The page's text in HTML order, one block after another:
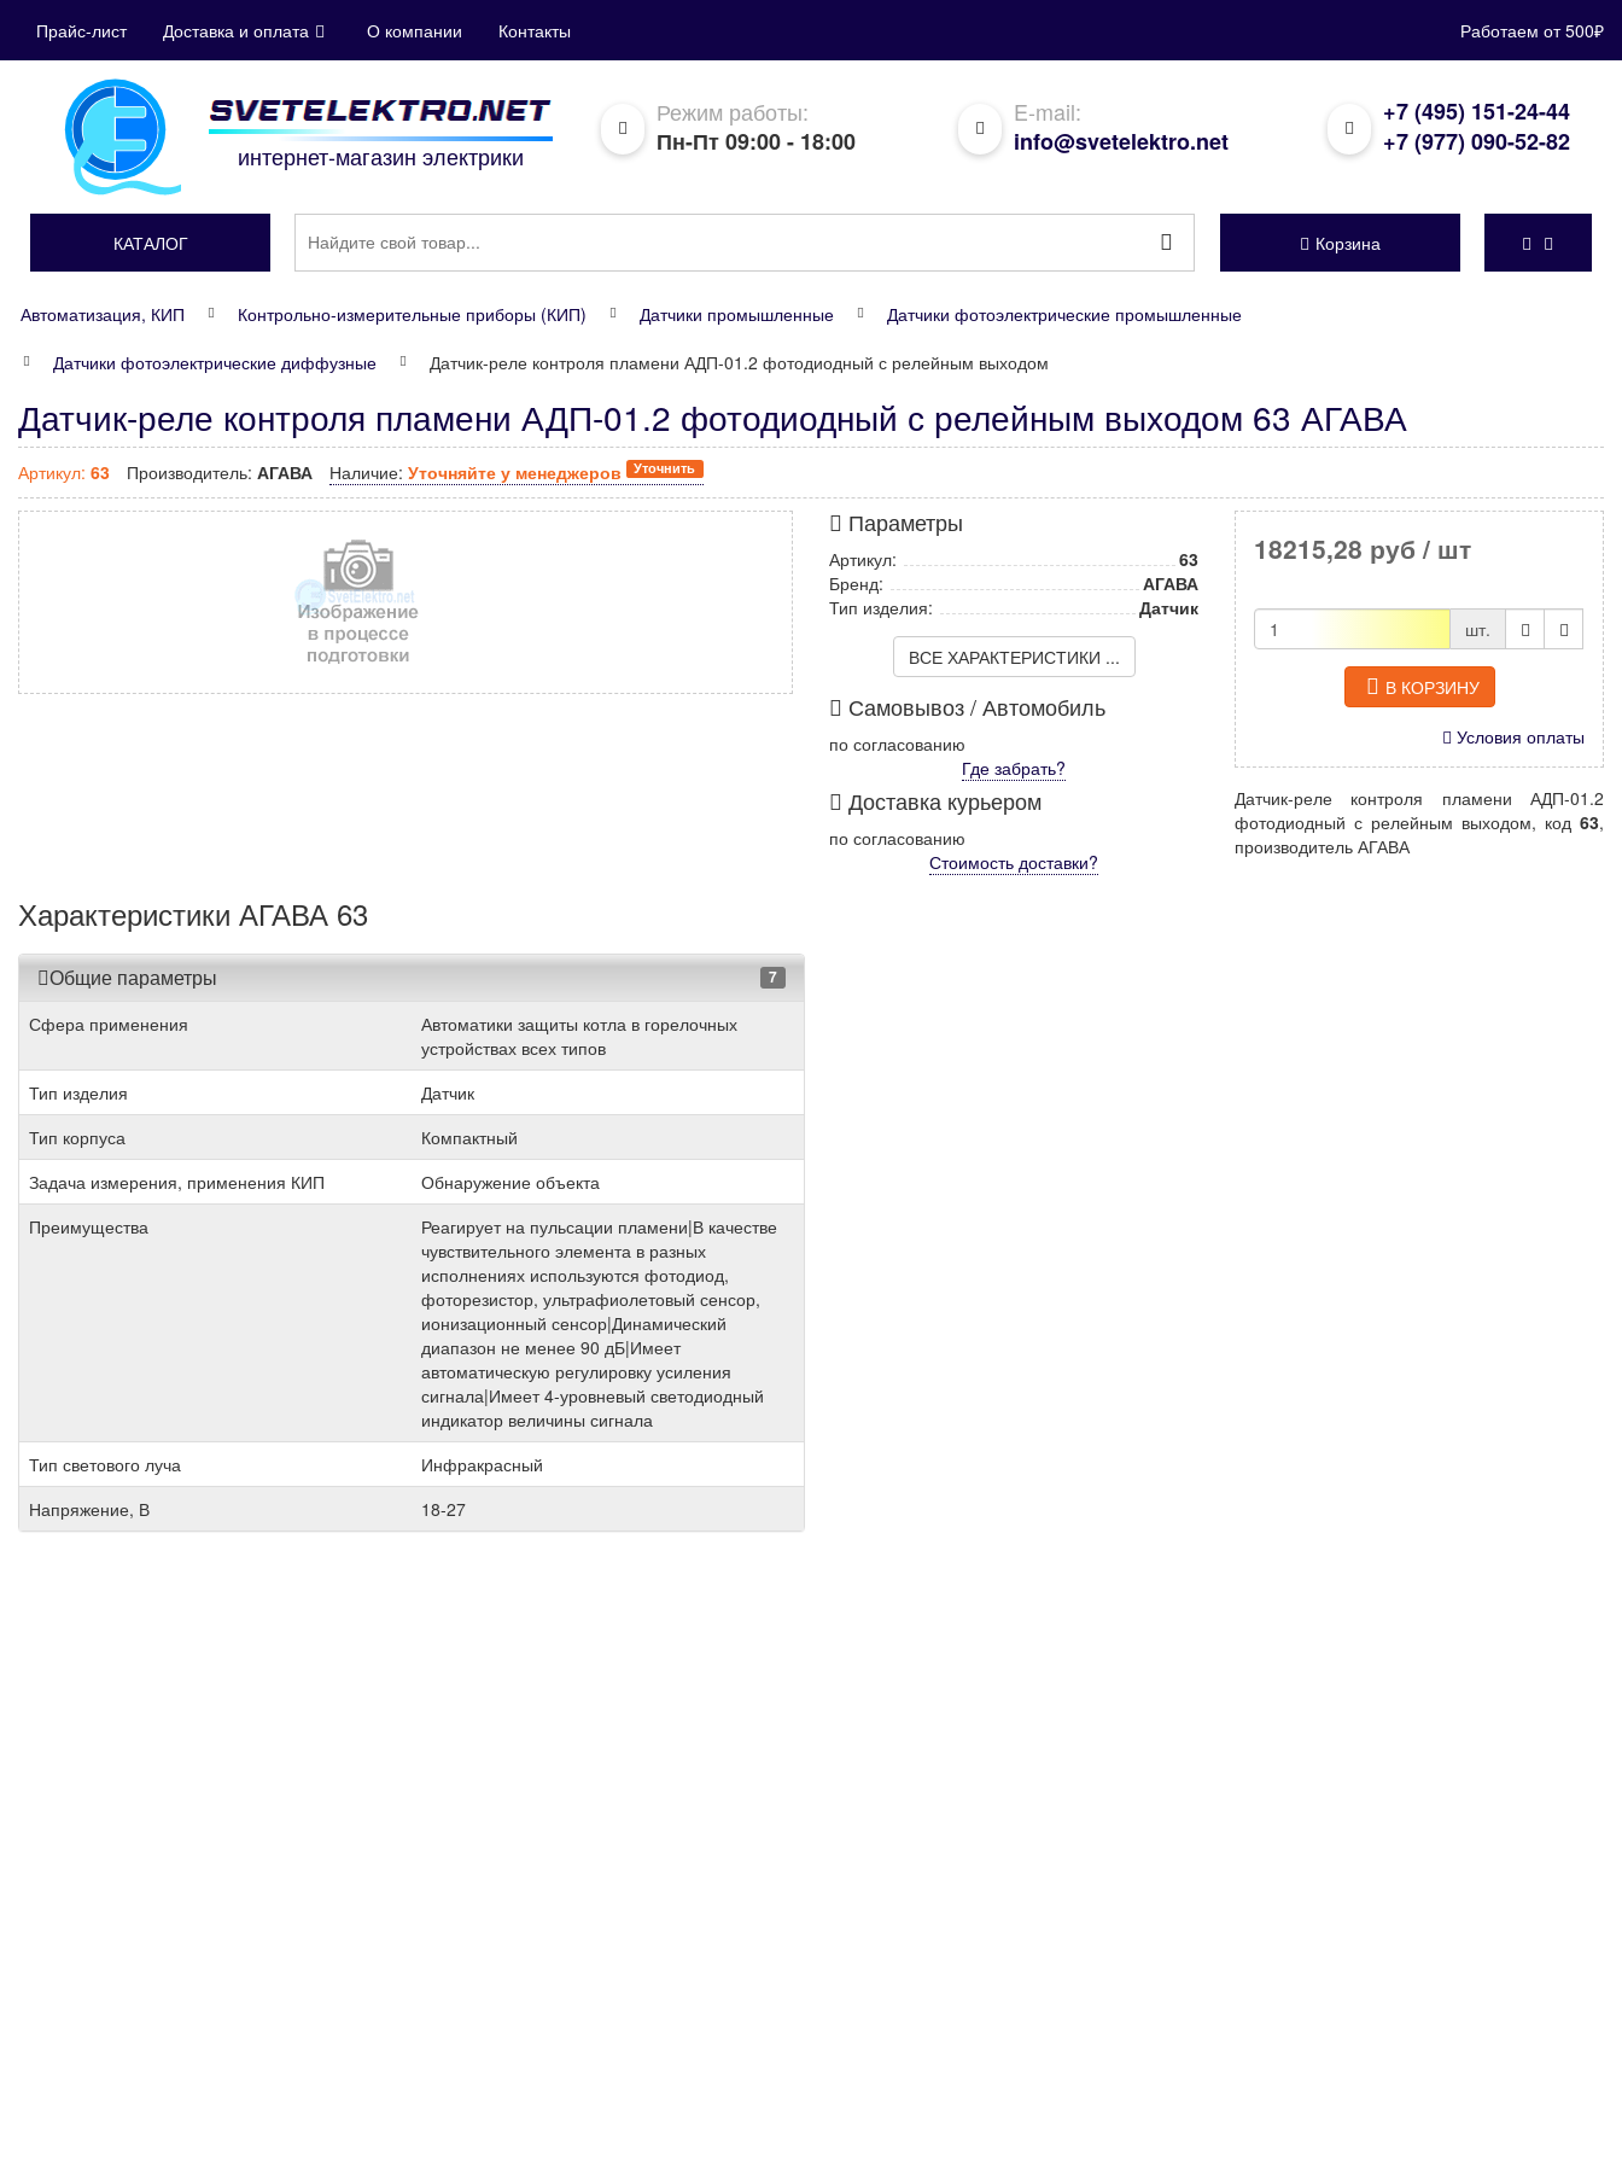
Прайс-лист Доставка и оплата О компании Контакты Работаем от 500₽
интернет-магазин электрики
Режим работы:
Пн-Пт 09:00 - 18:00
E-mail:
info@svetelektro.net
+7 (495) 151-24-44
+7 (977) 090-52-82
КАТАЛОГ Корзина
Автоматизация, КИП Контрольно-измерительные приборы (КИП) Датчики промышленные
Датчики фотоэлектрические промышленные
Датчики фотоэлектрические диффузные
Датчик-реле контроля пламени АДП-01.2 фотодиодный с релейным выходом
Датчик-реле контроля пламени АДП-01.2 фотодиодный с релейным выходом 63 АГАВА
Артикул: 63 Производитель: АГАВА Наличие: Уточняйте у менеджеров Уточнить
Параметры
Артикул:
63
Бренд:
АГАВА
Тип изделия:
Датчик
ВСЕ ХАРАКТЕРИСТИКИ ...
Самовывоз / Автомобиль
по согласованию
Где забрать?
Доставка курьером
по согласованию
Стоимость доставки?
18215,28 руб / шт
шт.
В КОРЗИНУ
Условия оплаты
Датчик-реле контроля пламени АДП-01.2
фотодиодный с релейным выходом, код 63,
производитель АГАВА
Характеристики АГАВА 63
Общие параметры 7
Сфера применения
Автоматики защиты котла в горелочных
устройствах всех типов
Тип изделия
Датчик
Тип корпуса
Компактный
Задача измерения, применения КИП
Обнаружение объекта
Преимущества
Реагирует на пульсации пламени|В качестве
чувствительного элемента в разных
исполнениях используются фотодиод,
фоторезистор, ультрафиолетовый сенсор,
ионизационный сенсор|Динамический
диапазон не менее 90 дБ|Имеет
автоматическую регулировку усиления
сигнала|Имеет 4-уровневый светодиодный
индикатор величины сигнала
Тип светового луча
Инфракрасный
Напряжение, В
18-27